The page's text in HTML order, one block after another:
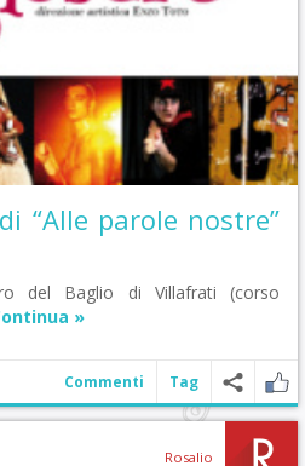
“Alle parole nostre”
del Baglio di Villafrati (corso
»
Commenti Tag
Rosalio